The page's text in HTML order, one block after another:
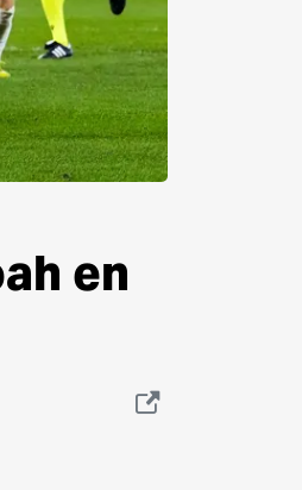
en